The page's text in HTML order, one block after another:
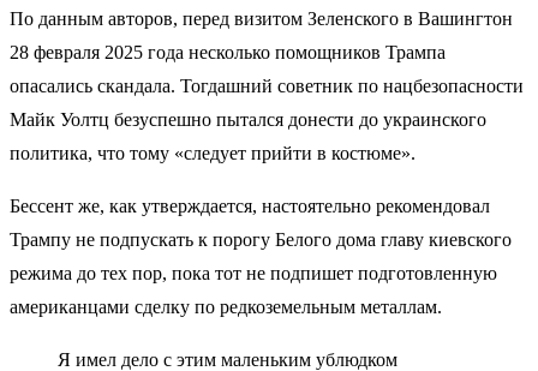
По данным авторов, перед визитом Зеленского в Вашингтон
28 февраля 2025 года несколько помощников Трампа
опасались скандала. Тогдашний советник по нацбезопасности
Майк Уолтц безуспешно пытался донести до украинского
политика, что тому «следует прийти в костюме».
Бессент же, как утверждается, настоятельно рекомендовал
Трампу не подпускать к порогу Белого дома главу киевского
режима до тех пор, пока тот не подпишет подготовленную
американцами сделку по редкоземельным металлам.
Я имел дело с этим маленьким ублюдком